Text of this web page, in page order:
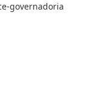
governadoria